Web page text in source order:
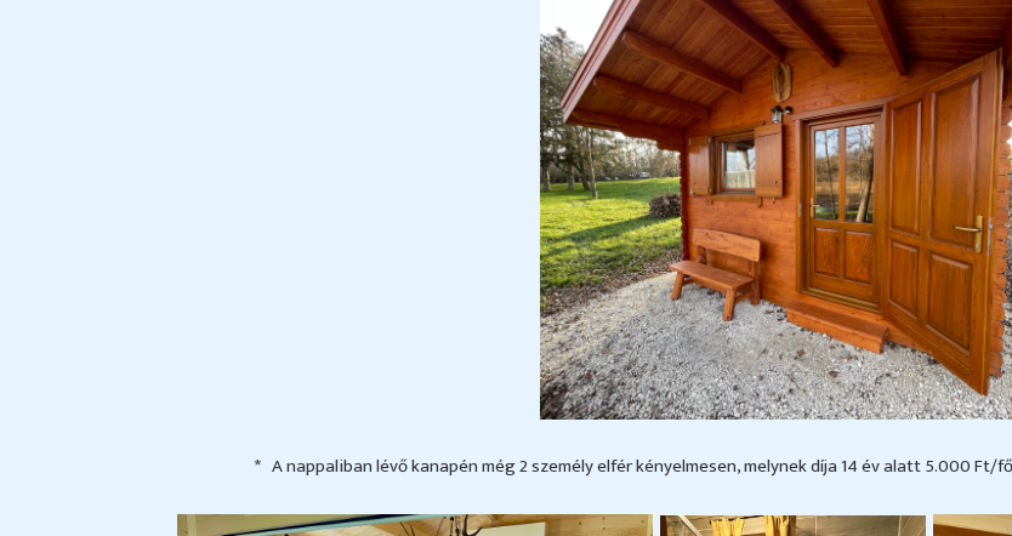
* A nappaliban lévő kanapén még 2 személy elfér kényelmesen, melynek díja 14 év alatt 5.000